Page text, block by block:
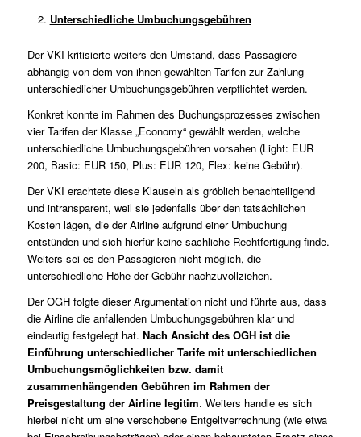
Unterschiedliche Umbuchungsgebühren
Der VKI kritisierte weiters den Umstand, dass Passagiere
abhängig von dem von ihnen gewählten Tarifen zur Zahlung
unterschiedlicher Umbuchungsgebühren verpflichtet werden.
Konkret konnte im Rahmen des Buchungsprozesses zwischen
vier Tarifen der Klasse „Economy“ gewählt werden, welche
unterschiedliche Umbuchungsgebühren vorsahen (Light: EUR
200, Basic: EUR 150, Plus: EUR 120, Flex: keine Gebühr).
Der VKI erachtete diese Klauseln als gröblich benachteiligend
und intransparent, weil sie jedenfalls über den tatsächlichen
Kosten lägen, die der Airline aufgrund einer Umbuchung
entstünden und sich hierfür keine sachliche Rechtfertigung finde.
Weiters sei es den Passagieren nicht möglich, die
unterschiedliche Höhe der Gebühr nachzuvollziehen.
Der OGH folgte dieser Argumentation nicht und führte aus, dass
die Airline die anfallenden Umbuchungsgebühren klar und
eindeutig festgelegt hat. Nach Ansicht des OGH ist die
Einführung unterschiedlicher Tarife mit unterschiedlichen
Umbuchungsmöglichkeiten bzw. damit
zusammenhängenden Gebühren im Rahmen der
Preisgestaltung der Airline legitim. Weiters handle es sich
hierbei nicht um eine verschobene Entgeltverrechnung (wie etwa